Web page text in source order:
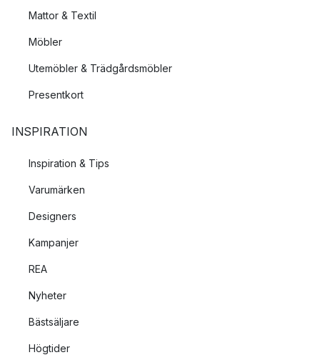
Mattor & Textil
Möbler
Utemöbler & Trädgårdsmöbler
Presentkort
INSPIRATION
Inspiration & Tips
Varumärken
Designers
Kampanjer
REA
Nyheter
Bästsäljare
Högtider